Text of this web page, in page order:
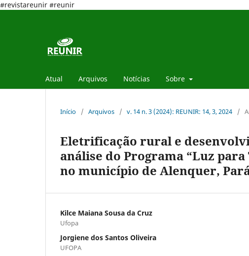
#revistareunir #reunir
Atual Arquivos Notícias Sobre
Início / Arquivos / v. 14 n. 3 (2024): REUNIR: 14, 3, 2024 /
Eletrificação rural e
análise do Programa “Luz
no município de Alenquer,
Kilce Maiana Sousa da Cruz
Ufopa
Jorgiene dos Santos Oliveira
UFOPA